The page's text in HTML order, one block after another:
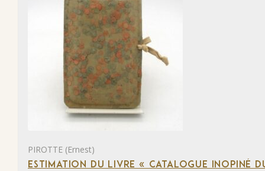
PIROTTE (Ernest)
ESTIMATION DU LIVRE « CATALOGUE INOPINÉ